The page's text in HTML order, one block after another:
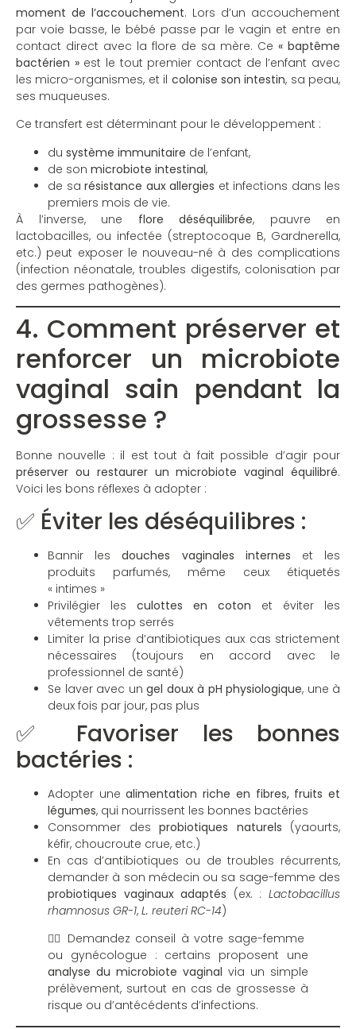
moment de l’accouchement. Lors d’un accouchement
par voie basse, le bébé passe par le vagin et entre en
contact direct avec la flore de sa mère. Ce « baptême
bactérien »est le tout premier contact de l’enfant avec
les micro-organismes, et il colonise son intestin, sa peau,
ses muqueuses.
Ce transfert est déterminant pour le développement :
du système immunitaire de l’enfant,
de son microbiote intestinal,
de sa résistance aux allergies et infections dans les
premiers mois de vie.
À l’inverse, une flore déséquilibrée, pauvre en
lactobacilles, ou infectée (streptocoque B, Gardnerella,
etc.) peut exposer le nouveau-né à des complications
(infection néonatale, troubles digestifs, colonisation par
des germes pathogènes).
4. Comment préserver et
renforcer un microbiote
vaginal sain pendant la
grossesse ?
Bonne nouvelle : il est tout à fait possible d’agir pour
préserver ou restaurer un microbiote vaginal équilibré.
Voici les bons réflexes à adopter :
✅ Éviter les déséquilibres :
Bannir lesdouches vaginales internes et les
produits parfumés, même ceux étiquetés
« intimes »
Privilégier les culottes en coton et éviter les
vêtements trop serrés
Limiter la prise d’antibiotiques aux cas strictement
nécessaires (toujours en accord avec le
professionnel de santé)
Se laver avec un gel doux à pH physiologique, une à
deux fois par jour, pas plus
✅ Favoriser les bonnes
bactéries :
Adopter unealimentation riche en fibres, fruits et
légumes, qui nourrissent les bonnes bactéries
Consommer des probiotiques naturels (yaourts,
kéfir, choucroute crue, etc.)
En cas d’antibiotiques ou de troubles récurrents,
demander à son médecin ou sa sage-femme des
probiotiques vaginaux adaptés (ex. :Lactobacillus
rhamnosus GR-1, L. reuteri RC-14)
👩‍⚕️ Demandez conseil à votre sage-femme
ou gynécologue : certains proposent une
analyse du microbiote vaginal via un simple
prélèvement, surtout en cas de grossesse à
risque ou d’antécédents d’infections.